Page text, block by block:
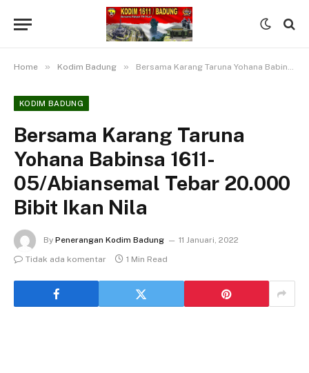
Home » Kodim Badung » Bersama Karang Taruna Yohana Babinsa 1611-05/Abiansemal Tebar 20.000 Bibit Ikan Nila
KODIM BADUNG
Bersama Karang Taruna
Yohana Babinsa 1611-
05/Abiansemal Tebar 20.000
Bibit Ikan Nila
By Penerangan Kodim Badung
11 Januari, 2022
Tidak ada komentar
1 Min Read